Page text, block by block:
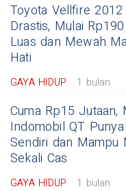
Toyota Vellfire
Drastis, Mulai
Luas dan Mewah
Hati
GAYA HIDUP 1 bulan
Cuma Rp15 Jutaan,
Indomobil QT
Sendiri dan Mampu
Sekali Cas
GAYA HIDUP 1 bulan